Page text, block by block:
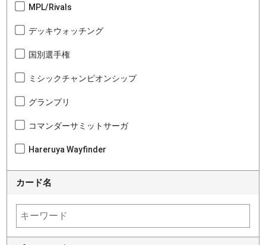
MPL/Rivals
デッキウォッチング
国別選手権
ミシックチャンピオンシップ
グランプリ
コマンダーサミットサーガ
Hareruya Wayfinder
カード名